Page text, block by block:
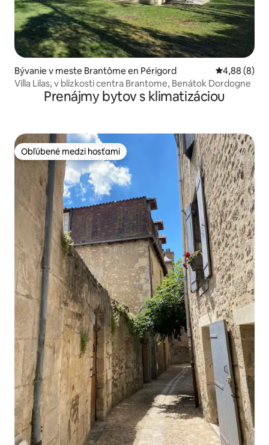
Bývanie v meste Brantôme en Périgord Priemerné
4,88 (8)
Villa Lilas, v blízkosti centra Brantome, Benátok Dordogne
Prenájmy bytov s klimatizáciou
Obľúbené medzi hosťami
Obľúbené medzi hosťami